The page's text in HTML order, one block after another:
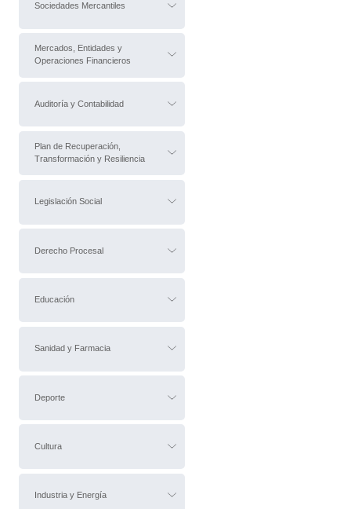
Sociedades Mercantiles
Mercados, Entidades y
Operaciones Financieros
Auditoría y Contabilidad
Plan de Recuperación,
Transformación y Resiliencia
Legislación Social
Derecho Procesal
Educación
Sanidad y Farmacia
Deporte
Cultura
Industria y Energía